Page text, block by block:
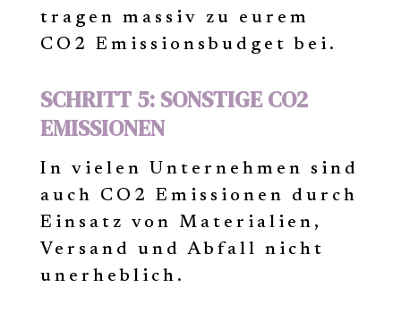
tragen massiv zu eurem
CO2 Emissionsbudget bei.
SCHRITT 5: SONSTIGE CO2
EMISSIONEN
In vielen Unternehmen sind
auch CO2 Emissionen durch
Einsatz von Materialien,
Versand und Abfall nicht
unerheblich.